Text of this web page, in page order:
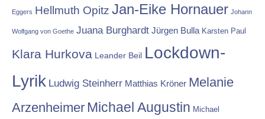
Eggers Hellmuth Opitz Jan-Eike Hornauer Johann
Wolfgang von Goethe Juana Burghardt Jürgen Bulla Karsten Paul
Klara Hurkova Leander Beil Lockdown-
Lyrik Ludwig Steinherr Matthias Kröner Melanie
Arzenheimer Michael Augustin Michael